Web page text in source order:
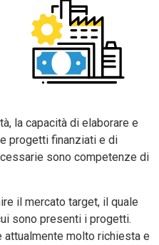
la capacità di elaborare e
progetti finanziati e di
sono competenze di
il mercato target, il quale
sono presenti i progetti.
molto richiesta e